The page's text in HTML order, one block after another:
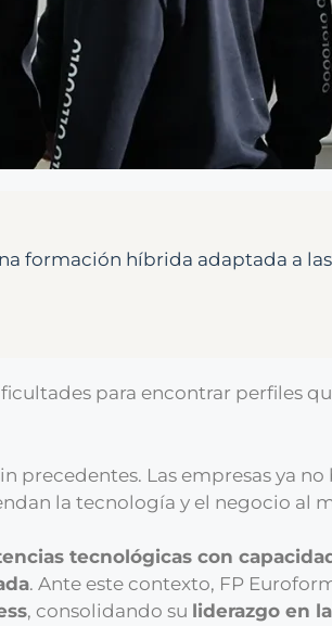
formación híbrida adaptada a
para encontrar perfiles
Las empresas ya no
la tecnología y el negocio al
tecnológicas con
. Ante este contexto, FP
, consolidando su liderazgo en